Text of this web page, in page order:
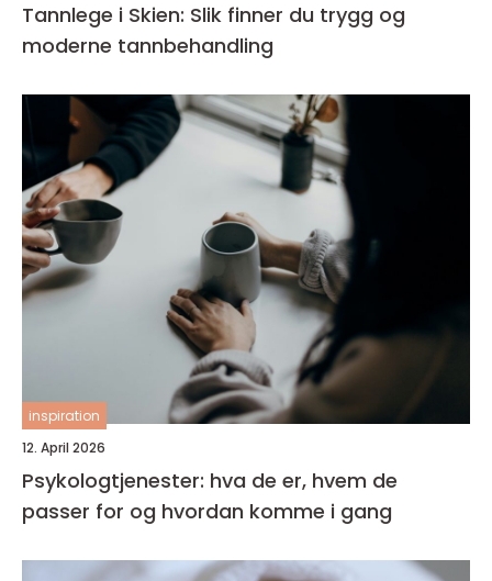
Tannlege i Skien: Slik finner du trygg og
moderne tannbehandling
inspiration
12. April 2026
Psykologtjenester: hva de er, hvem de
passer for og hvordan komme i gang